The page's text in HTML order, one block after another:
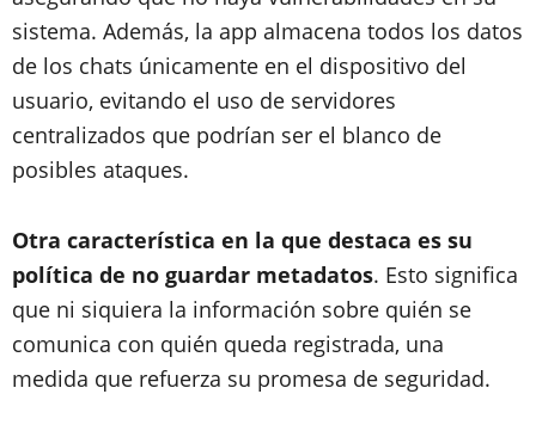
sistema. Además, la app almacena todos los datos
de los chats únicamente en el dispositivo del
usuario, evitando el uso de servidores
centralizados que podrían ser el blanco de
posibles ataques.
Otra característica en la que destaca es su
política de no guardar metadatos. Esto significa
que ni siquiera la información sobre quién se
comunica con quién queda registrada, una
medida que refuerza su promesa de seguridad.